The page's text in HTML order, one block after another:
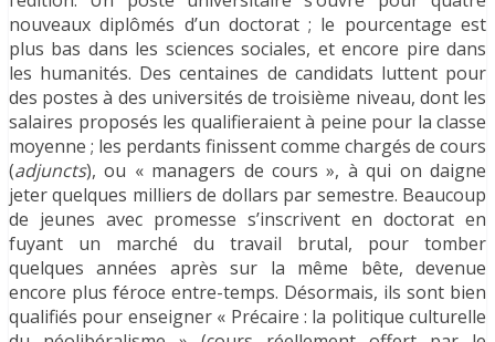
nouveaux diplômés d’un doctorat ; le pourcentage est
plus bas dans les sciences sociales, et encore pire dans
les humanités. Des centaines de candidats luttent pour
des postes à des universités de troisième niveau, dont les
salaires proposés les qualifieraient à peine pour la classe
moyenne ; les perdants finissent comme chargés de cours
(adjuncts), ou « managers de cours », à qui on daigne
jeter quelques milliers de dollars par semestre. Beaucoup
de jeunes avec promesse s’inscrivent en doctorat en
fuyant un marché du travail brutal, pour tomber
quelques années après sur la même bête, devenue
encore plus féroce entre-temps. Désormais, ils sont bien
qualifiés pour enseigner « Précaire : la politique culturelle